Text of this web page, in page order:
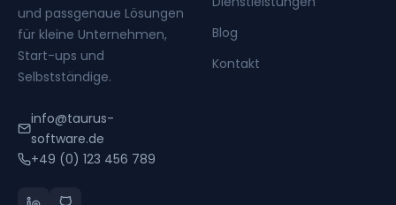
und passgenaue Lösungen
für kleine Unternehmen,
Start-ups und
Selbstständige.
info@taurus-
software.de
+49 (0) 123 456 789
Blog
Kontakt